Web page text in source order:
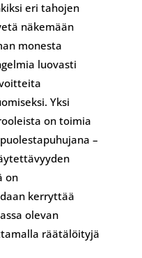
eri tahojen
näkemään
monesta
luovasti
Yksi
on toimia
–
on
kerryttää
olevan
räätälöityjä